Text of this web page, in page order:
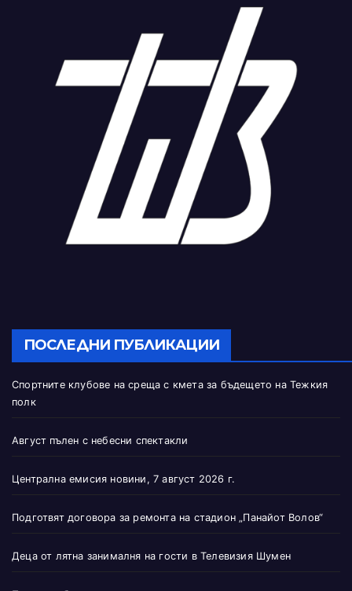
ПОСЛЕДНИ ПУБЛИКАЦИИ
Спортните клубове на среща с кмета за бъдещето на Тежкия
полк
Август пълен с небесни спектакли
Централна емисия новини, 7 август 2026 г.
Подготвят договора за ремонта на стадион „Панайот Волов“
Деца от лятна занималня на гости в Телевизия Шумен